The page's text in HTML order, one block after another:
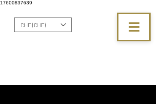
17600837639
CHF (CHF)